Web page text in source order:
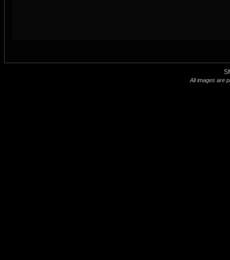
All images are